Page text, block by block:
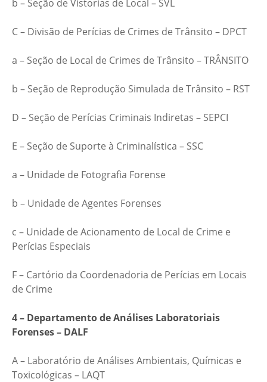
b – Seção de Vistorias de Local – SVL
C – Divisão de Perícias de Crimes de Trânsito – DPCT
a – Seção de Local de Crimes de Trânsito – TRÂNSITO
b – Seção de Reprodução Simulada de Trânsito – RST
D – Seção de Perícias Criminais Indiretas – SEPCI
E – Seção de Suporte à Criminalística – SSC
a – Unidade de Fotografia Forense
b – Unidade de Agentes Forenses
c – Unidade de Acionamento de Local de Crime e
Perícias Especiais
F – Cartório da Coordenadoria de Perícias em Locais
de Crime
4 – Departamento de Análises Laboratoriais
Forenses – DALF
A – Laboratório de Análises Ambientais, Químicas e
Toxicológicas – LAQT